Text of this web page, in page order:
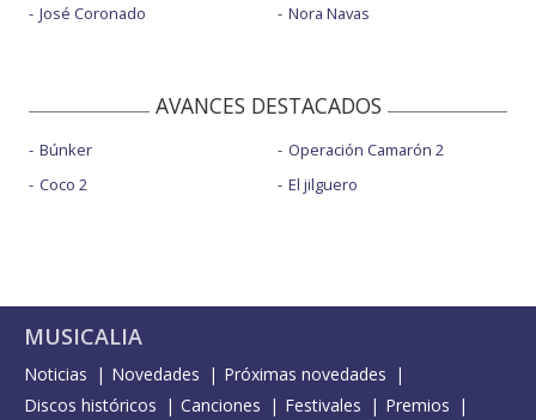
José Coronado
Nora Navas
AVANCES DESTACADOS
Búnker
Coco 2
Operación Camarón 2
El jilguero
MUSICALIA
Noticias Novedades
Próximas novedades
Discos históricos
Canciones Festivales
Premios